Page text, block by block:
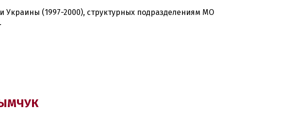
Украины (1997-2000), структурных подразделениям МО
инфа по ней: